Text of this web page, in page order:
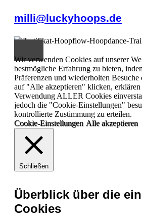
milli@luckyhoops.de
Wir verwenden Cookies auf unserer
bestmögliche Erfahrung zu bieten,
Präferenzen und wiederholten Besuche
auf "Alle akzeptieren" klicken, erklären
Verwendung ALLER Cookies
jedoch die "Cookie-Einstellungen"
kontrollierte Zustimmung zu erteilen.
Cookie-Einstellungen Alle akzeptieren
Schließen
Überblick über die
Cookies